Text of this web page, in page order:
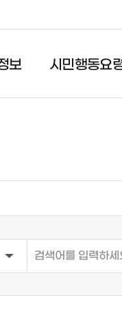
보 시민행동요
안전점검의 날